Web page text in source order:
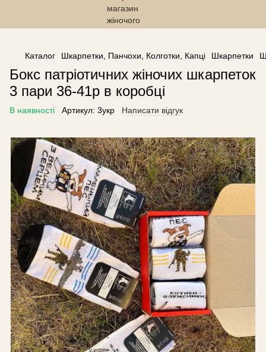
------------------------------------------------
Каталог Шкарпетки, Панчохи, Колготки, Капці Шкарпетки
Бокс патріотичних жіночих шкарпеток
3 пари 36-41р в коробці
В наявності Артикул: 3укр Написати відгук